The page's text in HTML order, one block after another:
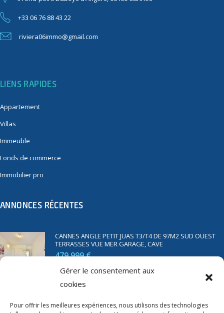
Gérer le consentement aux
cookies
Pour offrir les meilleures expériences, nous utilisons des technologies
+33 06 76 88 43 22
riviera06immo@gmail.com
LIENS RAPIDES
Appartement
Villas
Immeuble
Fonds de commerce
Immobilier pro
ANNONCES RÉCENTES
CANNES ANGLE PETIT JUAS T3/T4 DE 97M2 SUD OUEST
TERRASSES VUE MER GARAGE, CAVE
479 999 €
TERRASSE PARKING